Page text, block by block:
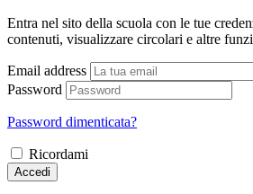
Entra nel sito della scuola con le tue
contenuti, visualizzare circolari e altre
Email address
Password
Password dimenticata?
Ricordami
Accedi